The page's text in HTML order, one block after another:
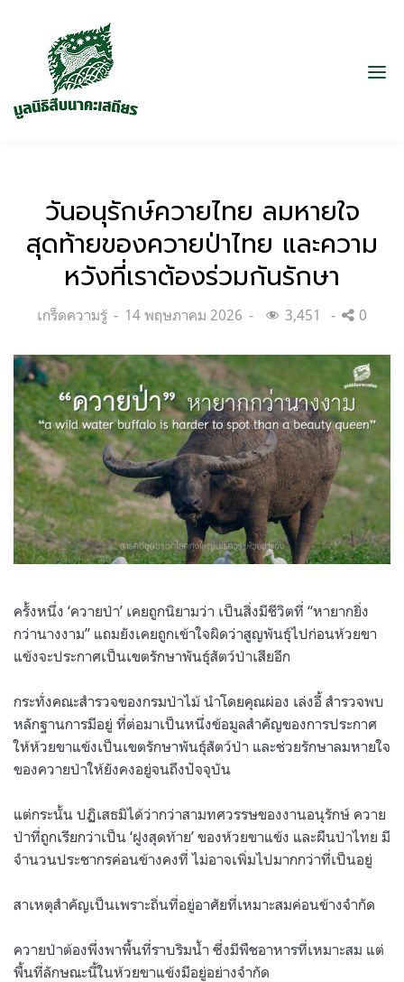
วันอนุรักษ์ควายไทย ลมหายใจ
สุดท้ายของควายป่าไทย และความ
หวังที่เราต้องร่วมกันรักษา
Categories:
เกร็ดความรู้
Posted
14 พฤษภาคม 2026 3,451 0
ครั้งหนึ่ง ‘ควายป่า’ เคยถูกนิยามว่า เป็นสิ่งมีชีวิตที่ “หายากยิ่ง
กว่านางงาม” แถมยังเคยถูกเข้าใจผิดว่าสูญพันธุ์ไปก่อนห้วยขา
แข้งจะประกาศเป็นเขตรักษาพันธุ์สัตว์ป่าเสียอีก
กระทั่งคณะสำรวจของกรมป่าไม้ นำโดยคุณผ่อง เล่งอี้ สำรวจพบ
หลักฐานการมีอยู่ ที่ต่อมาเป็นหนึ่งข้อมูลสำคัญของการประกาศ
ให้ห้วยขาแข้งเป็นเขตรักษาพันธุ์สัตว์ป่า และช่วยรักษาลมหายใจ
ของควายป่าให้ยังคงอยู่จนถึงปัจจุบัน
แต่กระนั้น ปฏิเสธมิได้ว่ากว่าสามทศวรรษของงานอนุรักษ์ ควาย
ป่าที่ถูกเรียกว่าเป็น ‘ฝูงสุดท้าย’ ของห้วยขาแข้ง และผืนป่าไทย มี
จำนวนประชากรค่อนข้างคงที่ ไม่อาจเพิ่มไปมากกว่าที่เป็นอยู่
สาเหตุสำคัญเป็นเพราะถิ่นที่อยู่อาศัยที่เหมาะสมค่อนข้างจำกัด
ควายป่าต้องพึ่งพาพื้นที่ราบริมน้ำ ซึ่งมีพืชอาหารที่เหมาะสม แต่
พื้นที่ลักษณะนี้ในห้วยขาแข้งมีอยู่อย่างจำกัด